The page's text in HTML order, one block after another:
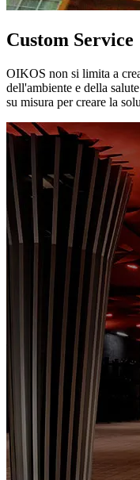
Custom Service
OIKOS non si limita a
dell'ambiente e della
su misura per creare la